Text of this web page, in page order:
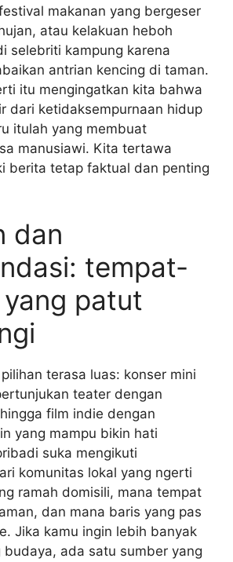
makanan yang bergeser
atau kelakuan heboh
selebriti kampung karena
antrian kencing di taman.
itu mengingatkan kita bahwa
dari ketidaksempurnaan hidup
itulah yang membuat
manusiawi. Kita tertawa
berita tetap faktual dan penting
dan
tempat-
patut
terasa luas: konser mini
teater dengan
film indie dengan
yang mampu bikin hati
suka mengikuti
komunitas lokal yang ngerti
ramah domisili, mana tempat
dan mana baris yang pas
Jika kamu ingin lebih banyak
ada satu sumber yang